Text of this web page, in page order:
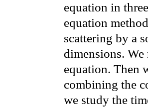
equation in
equation
scattering by a
dimensions.
equation. Then
combining the
we study the